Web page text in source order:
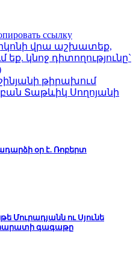
ссылку
վրա աշխատեք,
կնոջ դիտողությունը`
թիրախում
Տաթևիկ Սողոյանի
օր է. Ռոբերտ
Մուրադյանն ու Սյունե
գագաթը